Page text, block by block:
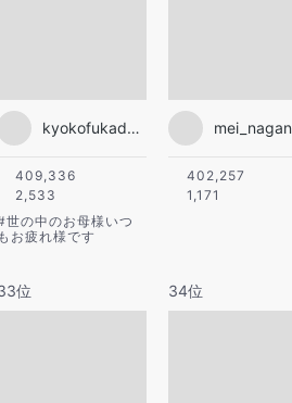
kyokofukada_official
409,336
2,533
世の中のお母様いつ
もお疲れ様です
402,257
1,171
位 34位